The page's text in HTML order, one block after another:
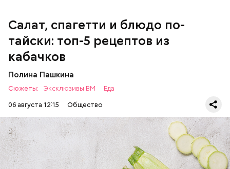
Салат, спагетти и блюдо по-
тайски: топ-5 рецептов из
кабачков
Полина Пашкина
Сюжеты: Эксклюзивы ВМ
Еда
06 августа 12:15
Общество
Ингредиенты: